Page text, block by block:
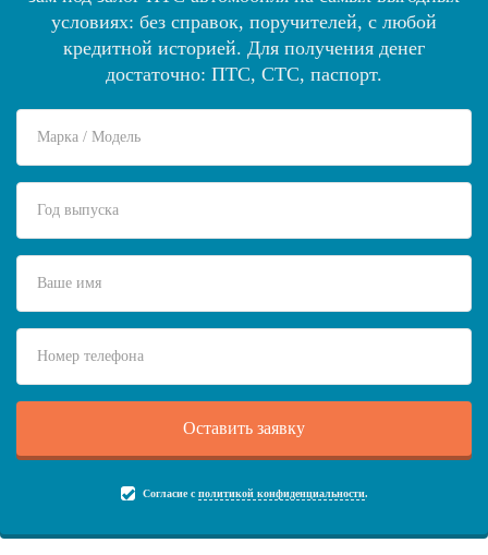
условиях: без справок, поручителей, с любой
кредитной историей. Для получения денег
достаточно: ПТС, СТС, паспорт.
Согласие с политикой конфиденциальности.